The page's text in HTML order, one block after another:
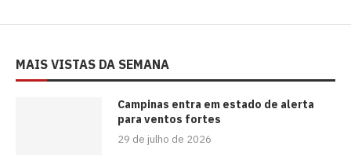
MAIS VISTAS DA SEMANA
Campinas entra em estado de alerta
para ventos fortes
29 de julho de 2026